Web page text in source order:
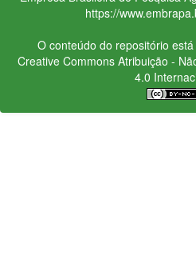
https://
O conteúdo do repositório
Creative CommonsAtribuição -
4.0